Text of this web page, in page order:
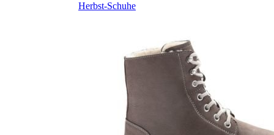
Herbst-Schuhe